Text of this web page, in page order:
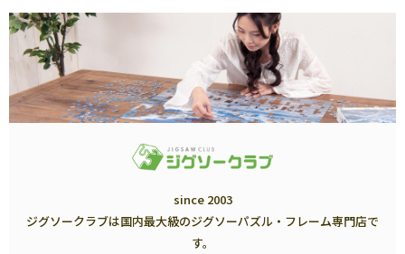
since 2003
ジグソークラブは国内最大級のジグソーパズル・フレーム専門店で
す。